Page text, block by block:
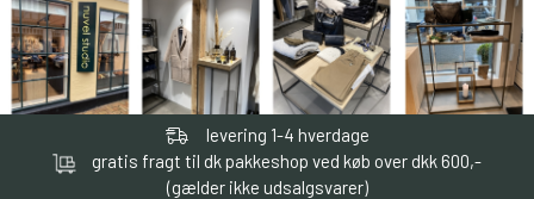
levering 1-4 hverdage
gratis fragt til dk pakkeshop ved køb over dkk 600,-
(gælder ikke udsalgsvarer)